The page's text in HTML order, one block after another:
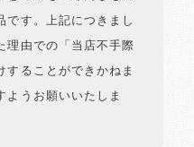
です。上記につきまし
理由での「当店不手際
することができかねま
ようお願いいたしま